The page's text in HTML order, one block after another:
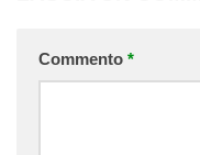
Commento *